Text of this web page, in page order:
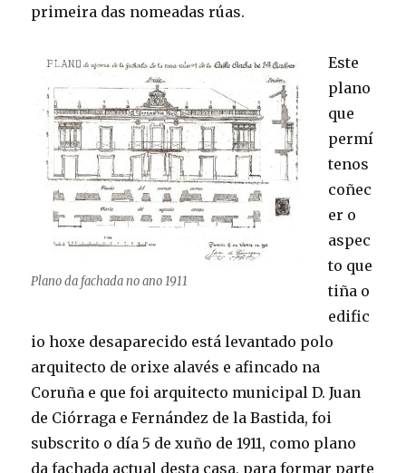
primeira das nomeadas rúas.
Plano da fachada no ano 1911
Este
plano
que
permí
tenos
coñec
er o
aspec
to que
tiña o
edific
io hoxe desaparecido está levantado polo
arquitecto de orixe alavés e afincado na
Coruña e que foi arquitecto municipal D. Juan
de Ciórraga e Fernández de la Bastida, foi
subscrito o día 5 de xuño de 1911, como plano
da fachada actual desta casa, para formar parte